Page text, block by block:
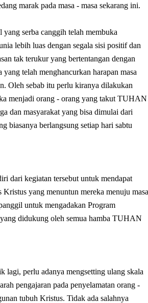
marak pada masa - masa sekarang ini.
serba canggih telah membuka
lebih luas dengan segala sisi positif dan
tak terukur yang bertentangan dengan
telah menghancurkan harapan masa
Oleh sebab itu perlu kiranya dilakukan
menjadi orang - orang yang takut TUHAN
dan masyarakat yang bisa dimulai dari
biasanya berlangsung setiap hari sabtu
dari kegiatan tersebut untuk mendapat
yang menuntun mereka menuju masa
untuk mengadakan Program
didukung oleh semua hamba TUHAN
lagi, perlu adanya mengsetting ulang skala
pengajaran pada penyelamatan orang -
tubuh Kristus. Tidak ada salahnya